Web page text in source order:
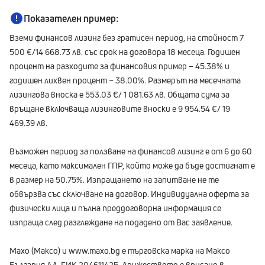
Показателен пример:
Вземи финансов лизинг без гратисен период, на стойност 7
500 €/14 668.73 лв. със срок на договора 18 месеца. Годишен
процент на разходите за финансовия пример – 45.38% и
годишен лихвен процент – 38.00%. Размерът на месечната
лизингова вноска е 553.03 €/ 1 081.63 лв. Общата сума за
връщане включваща лизинговите вноски е 9 954.54 €/ 19
469.39 лв.
Възможен период за ползване на финансов лизинг е от 6 до 60
месеца, като максимален ГПР, който може да бъде достигнат е
в размер на 50.75%. Изпращането на запитване не те
обвързва със сключване на договор. Индивидуална оферта за
физически лица и пълна преддоговорна информация се
изпраща след разглеждане на подадено от Вас заявление.
Maxo (Максо) и www.maxo.bg е търговска марка на Максо